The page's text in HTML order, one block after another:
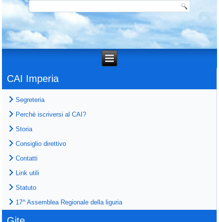
CAI Imperia
Segreteria
Perchè iscriversi al CAI?
Storia
Consiglio direttivo
Contatti
Link utili
Statuto
17^ Assemblea Regionale della liguria